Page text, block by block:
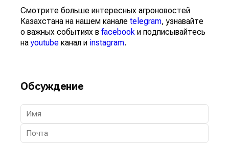
Смотрите больше интересных агроновостей
Казахстана на нашем канале telegram, узнавайте
о важных событиях в facebook и подписывайтесь
наyoutube канал и instagram.
Обсуждение